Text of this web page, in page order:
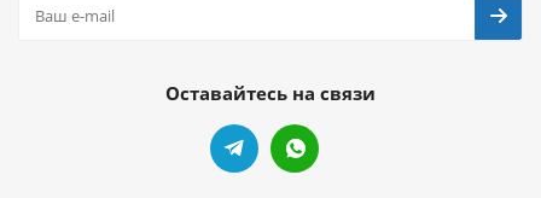
Оставайтесь на связи